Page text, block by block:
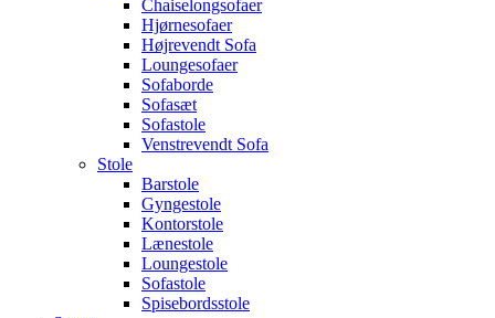
Chaiselongsofaer
Hjørnesofaer
Højrevendt Sofa
Loungesofaer
Sofaborde
Sofasæt
Sofastole
Venstrevendt Sofa
Stole
Barstole
Gyngestole
Kontorstole
Lænestole
Loungestole
Sofastole
Spisebordsstole